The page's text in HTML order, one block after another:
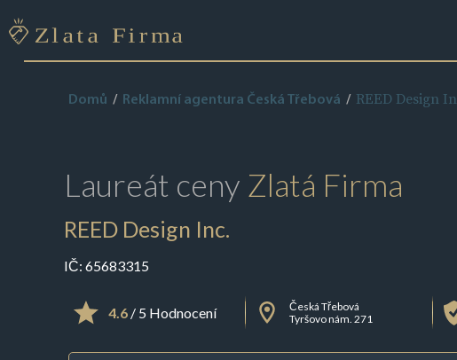
Domů Reklamní agentura Česká Třebová REED Design
Laureát ceny Zlatá Firma
REED Design Inc.
IČ: 65683315
4.6/ 5 Hodnocení
Česká Třebová
Tyršovo nám. 271